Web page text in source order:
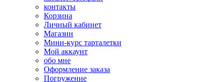
контакты
Корзина
Личный кабинет
Магазин
Мини-курс тарталетки
Мой аккаунт
обо мне
Оформление заказа
Погружение